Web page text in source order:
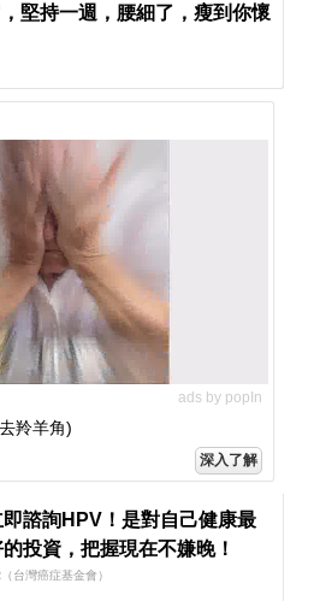
堅持一週，腰細了，瘦到你懷
ads by popIn
羚羊角)
深入了解
即諮詢HPV！是對自己健康最
投資，把握現在不嫌晚！
台灣癌症基金會）